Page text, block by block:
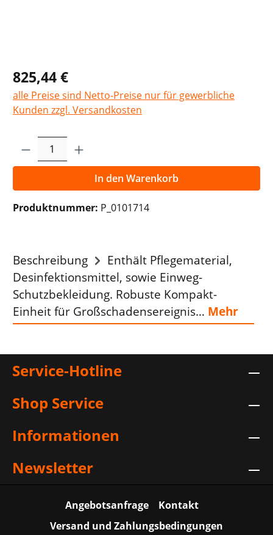
825,44 €
alle Preise sind Netto-Preise nur für gewerbliche
Kunden zzgl. Versandkosten
Produkt Anzahl: Gib den gewünschten
In den Warenkorb
Produktnummer: P_0101714
Beschreibung
Enthält Pflegematerial,
Desinfektionsmittel, sowie Einweg-
Schutzbekleidung. Robuste Kompakt-
Einheit für Großschadensereignis… Mehr
Service-Hotline
Shop Service
Informationen
Newsletter
Angebotsanfrage
Kontakt
Versand und Zahlungsbedingungen